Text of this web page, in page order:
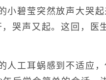
小碧莹突然放声大哭
哭声又起。这回，
工耳蜗感到不适应，